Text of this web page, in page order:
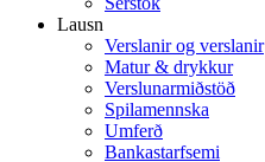
Lausn
Verslanir og verslanir
Matur & drykkur
Verslunarmiðstöð
Spilamennska
Umferð
Bankastarfsemi